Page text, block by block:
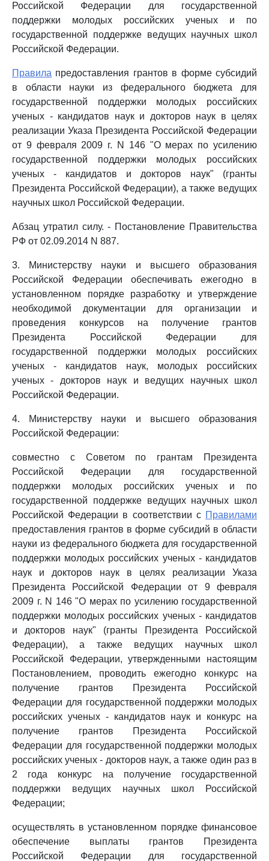
Российской Федерации для государственной
поддержки молодых российских ученых и по
государственной поддержке ведущих научных школ
Российской Федерации.
Правила предоставления грантов в форме субсидий
в области науки из федерального бюджета для
государственной поддержки молодых российских
ученых - кандидатов наук и докторов наук в целях
реализации Указа Президента Российской Федерации
от 9 февраля 2009 г. N 146 "О мерах по усилению
государственной поддержки молодых российских
ученых - кандидатов и докторов наук" (гранты
Президента Российской Федерации), а также ведущих
научных школ Российской Федерации.
Абзац утратил силу. - Постановление Правительства
РФ от 02.09.2014 N 887.
3. Министерству науки и высшего образования
Российской Федерации обеспечивать ежегодно в
установленном порядке разработку и утверждение
необходимой документации для организации и
проведения конкурсов на получение грантов
Президента Российской Федерации для
государственной поддержки молодых российских
ученых - кандидатов наук, молодых российских
ученых - докторов наук и ведущих научных школ
Российской Федерации.
4. Министерству науки и высшего образования
Российской Федерации:
совместно с Советом по грантам Президента
Российской Федерации для государственной
поддержки молодых российских ученых и по
государственной поддержке ведущих научных школ
Российской Федерации в соответствии с Правилами
предоставления грантов в форме субсидий в области
науки из федерального бюджета для государственной
поддержки молодых российских ученых - кандидатов
наук и докторов наук в целях реализации Указа
Президента Российской Федерации от 9 февраля
2009 г. N 146 "О мерах по усилению государственной
поддержки молодых российских ученых - кандидатов
и докторов наук" (гранты Президента Российской
Федерации), а также ведущих научных школ
Российской Федерации, утвержденными настоящим
Постановлением, проводить ежегодно конкурс на
получение грантов Президента Российской
Федерации для государственной поддержки молодых
российских ученых - кандидатов наук и конкурс на
получение грантов Президента Российской
Федерации для государственной поддержки молодых
российских ученых - докторов наук, а также один раз в
2 года конкурс на получение государственной
поддержки ведущих научных школ Российской
Федерации;
осуществлять в установленном порядке финансовое
обеспечение выплаты грантов Президента
Российской Федерации для государственной